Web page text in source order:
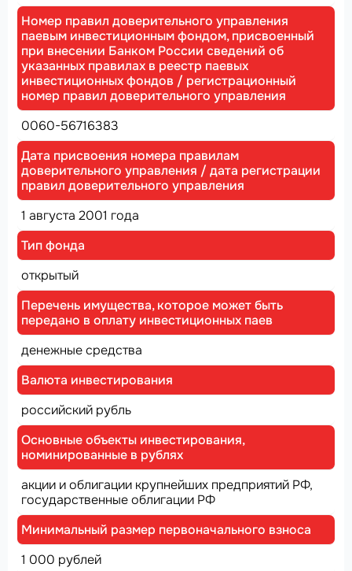
Номер правил доверительного управления
паевым инвестиционным фондом, присвоенный
при внесении Банком России сведений об
указанных правилах в реестр паевых
инвестиционных фондов / регистрационный
номер правил доверительного управления
0060-56716383
Дата присвоения номера правилам
доверительного управления / дата регистрации
правил доверительного управления
1 августа 2001 года
Тип фонда
открытый
Перечень имущества, которое может быть
передано в оплату инвестиционных паев
денежные средства
Валюта инвестирования
российский рубль
Основные объекты инвестирования,
номинированные в рублях
акции и облигации крупнейших предприятий РФ,
государственные облигации РФ
Минимальный размер первоначального взноса
1 000 рублей